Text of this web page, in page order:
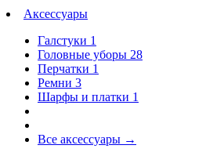
Аксессуары
Галстуки 1
Головные уборы 28
Перчатки 1
Ремни 3
Шарфы и платки 1
Все аксессуары →